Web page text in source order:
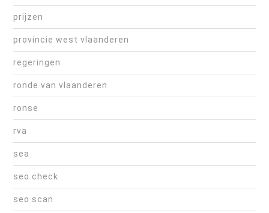
prijzen
provincie west vlaanderen
regeringen
ronde van vlaanderen
ronse
rva
sea
seo check
seo scan